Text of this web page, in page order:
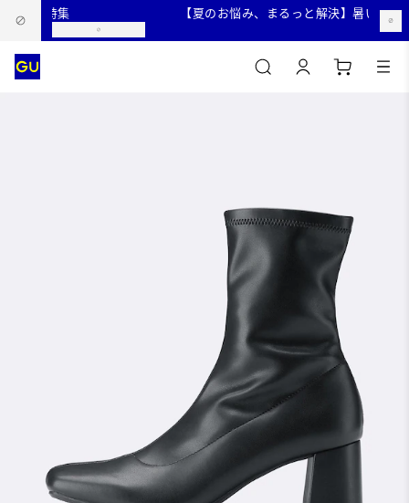
ーデ特集 【夏のお悩み、まるっと解決】暑い夏を快